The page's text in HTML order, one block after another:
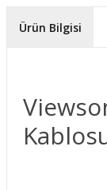
Ürün Bilgisi